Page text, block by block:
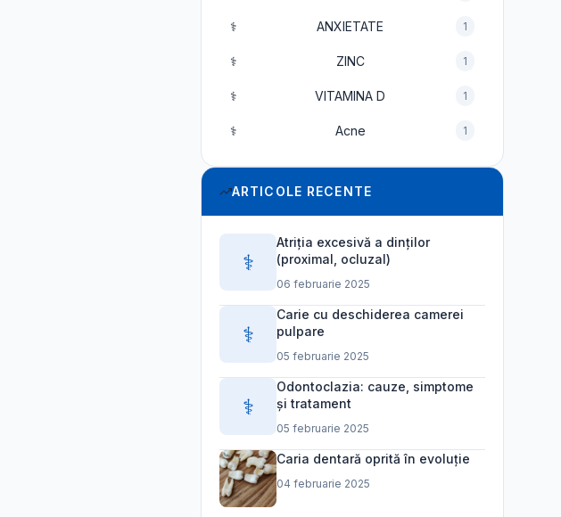
⚕️ ANXIETATE 1
⚕️ ZINC 1
⚕️ VITAMINA D 1
⚕️ Acne 1
ARTICOLE RECENTE
⚕️
Atriția excesivă a dinților
(proximal, ocluzal)
06 februarie 2025
⚕️
Carie cu deschiderea camerei
pulpare
05 februarie 2025
⚕️
Odontoclazia: cauze, simptome
și tratament
05 februarie 2025
Caria dentară oprită în evoluție
04 februarie 2025